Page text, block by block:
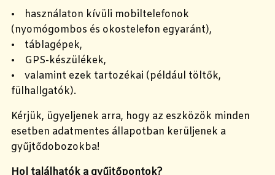
• használaton kívüli mobiltelefonok
(nyomógombos és okostelefon egyaránt),
• táblagépek,
• GPS-készülékek,
• valamint ezek tartozékai (például töltők,
fülhallgatók).
Kérjük, ügyeljenek arra, hogy az eszközök minden
esetben adatmentes állapotban kerüljenek a
gyűjtődobozokba!
Hol találhatók a gyűjtőpontok?